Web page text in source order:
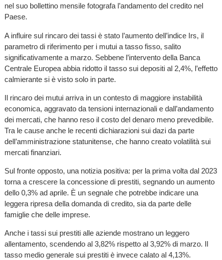
nel suo bollettino mensile fotografa l’andamento del credito nel
Paese.
A influire sul rincaro dei tassi è stato l’aumento dell’indice Irs, il
parametro di riferimento per i mutui a tasso fisso, salito
significativamente a marzo. Sebbene l’intervento della Banca
Centrale Europea abbia ridotto il tasso sui depositi al 2,4%, l’effetto
calmierante si è visto solo in parte.
Il rincaro dei mutui arriva in un contesto di maggiore instabilità
economica, aggravato da tensioni internazionali e dall’andamento
dei mercati, che hanno reso il costo del denaro meno prevedibile.
Tra le cause anche le recenti dichiarazioni sui dazi da parte
dell’amministrazione statunitense, che hanno creato volatilità sui
mercati finanziari.
Sul fronte opposto, una notizia positiva: per la prima volta dal 2023
torna a crescere la concessione di prestiti, segnando un aumento
dello 0,3% ad aprile. È un segnale che potrebbe indicare una
leggera ripresa della domanda di credito, sia da parte delle
famiglie che delle imprese.
Anche i tassi sui prestiti alle aziende mostrano un leggero
allentamento, scendendo al 3,82% rispetto al 3,92% di marzo. Il
tasso medio generale sui prestiti è invece calato al 4,13%.